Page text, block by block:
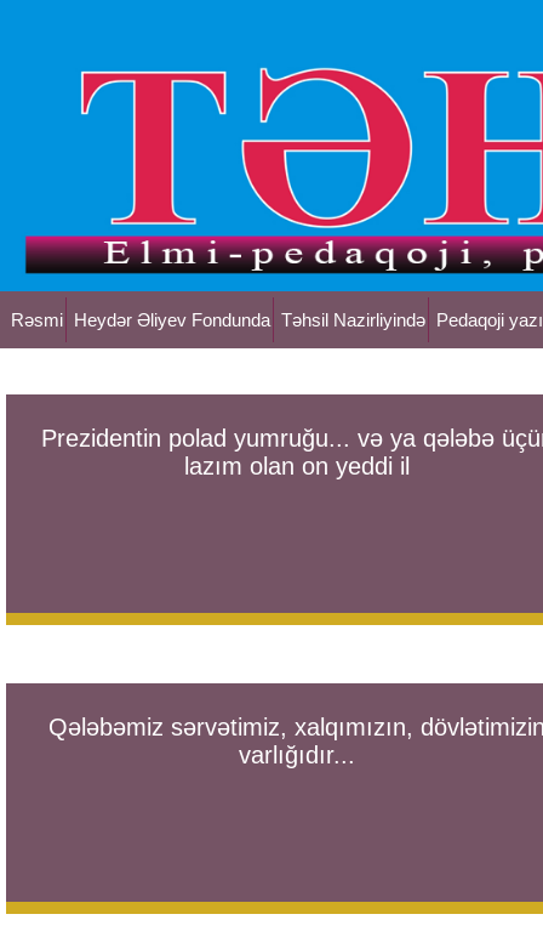
Rəsmi Heydər Əliyev Fondunda Təhsil Nazirliyində Pedaqoji
Prezidentin polad yumruğu... və ya qələbə
lazım olan on yeddi il
Qələbəmiz sərvətimiz, xalqımızın,
varlığıdır...